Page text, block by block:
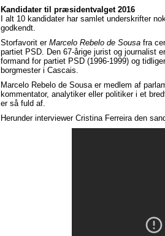
Kandidater til præsidentvalget 2016
I alt 10 kandidater har samlet underskrifter
godkendt.
Storfavorit er Marcelo Rebelo de Sousa fra
partiet PSD. Den 67-årige jurist og journalist
formand for partiet PSD (1996-1999) og
borgmester i Cascais.
Marcelo Rebelo de Sousa er medlem af
kommentator, analytiker eller politiker i et
er så fuld af.
Herunder interviewer Cristina Ferreira den